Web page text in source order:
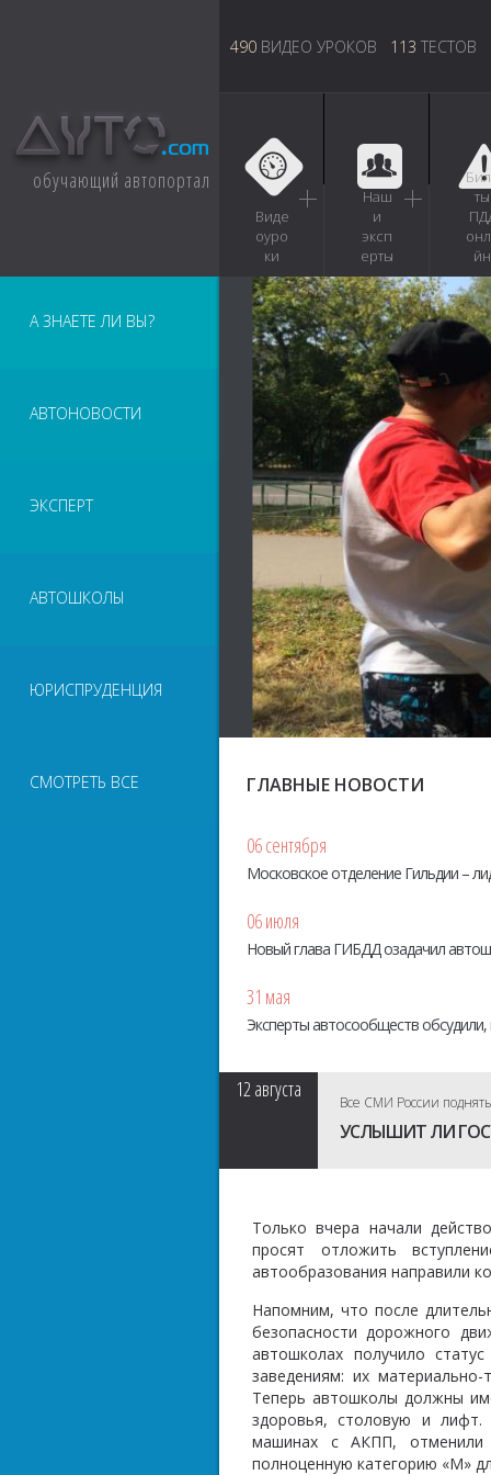
обучающий автопортал
490 ВИДЕО УРОКОВ 113 ТЕСТОВ
Виде
оуро
ки
Наш
и
эксп
ерты
ты
йн
А ЗНАЕТЕ ЛИ ВЫ?
АВТОНОВОСТИ
ЭКСПЕРТ
АВТОШКОЛЫ
ЮРИСПРУДЕНЦИЯ
СМОТРЕТЬ ВСЕ ГЛАВНЫЕ НОВОСТИ
06 сентября
Московское отделение Гильдии –
06 июля
Новый глава ГИБДД озадачил
31 мая
Эксперты автосообществ
12августа
Все СМИ России
УСЛЫШИТ ЛИ
Только вчера начали
просят отложить
автообразования направили
Напомним, что после
безопасности дорожного
автошколах получило
заведениям: их
Теперь автошколы должны
здоровья, столовую и лифт.
машинах с АКПП, отменили
полноценную категорию «M»